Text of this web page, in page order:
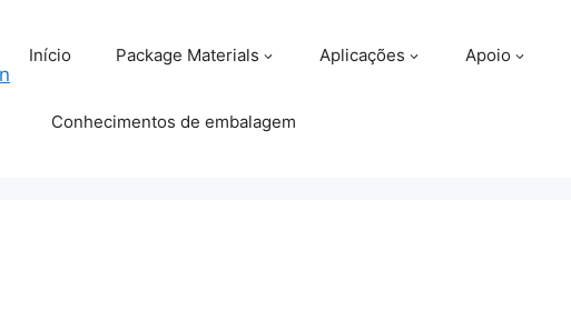
Início Package Materials Aplicações Apoio
Conhecimentos de embalagem